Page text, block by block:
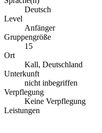
Deutsch
Level
Anfänger
Gruppengröße
15
Ort
Kall, Deutschland
Unterkunft
nicht inbegriffen
Verpflegung
Keine Verpflegung
Leistungen